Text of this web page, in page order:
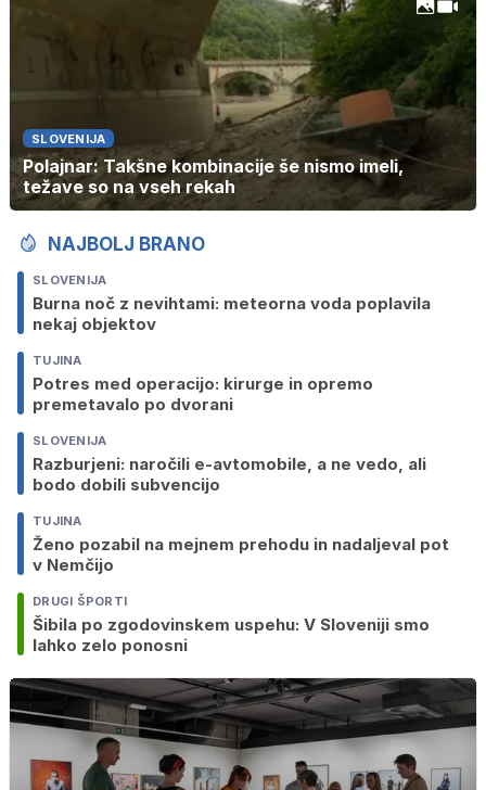
SLOVENIJA
Polajnar: Takšne kombinacije še nismo imeli,
težave so na vseh rekah
NAJBOLJ BRANO
SLOVENIJA
Burna noč z nevihtami: meteorna voda poplavila
nekaj objektov
TUJINA
Potres med operacijo: kirurge in opremo
premetavalo po dvorani
SLOVENIJA
Razburjeni: naročili e-avtomobile, a ne vedo, ali
bodo dobili subvencijo
TUJINA
Ženo pozabil na mejnem prehodu in nadaljeval pot
v Nemčijo
DRUGI ŠPORTI
Šibila po zgodovinskem uspehu: V Sloveniji smo
lahko zelo ponosni